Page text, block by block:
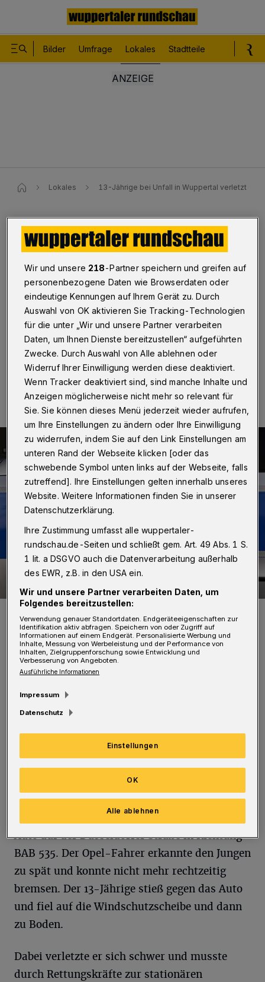
Bilder Umfrage Lokales Stadtteile
Lokales 13-Jährige bei Unfall in Wuppertal verletzt
Düsseldorfer Straße
13-Jährige bei Unfall verletzt
·
Auf der Düsseldorfer Straße kam es am
Mittwoch (20. April 2022) auf Höhe der Kreuzung
Pahlkestraße / Lüntenbecker Weg zu einem
Verkehrsunfall, bei dem ein 13-jähriges Kind schwer
verletzt wurde.
21.04.2022 , 14:31 Uhr Eine Minute Lesezeit
Symbolfoto.
Foto: Polizei / Jochen Tack
D er Junge überquerte gemeinsam mit
Freunden trotz Rotlicht der
Fußgängerampel die Düsseldorfer Straße, um
einen gegenüber ankommenden Linienbus
noch rechtzeitig zu erreichen.
Zeitgleich fuhr ein 36-Jähriger mit seinem
Auto auf der Düsseldorfer Straße in Richtung
BAB 535. Der Opel-Fahrer erkannte den Jungen
zu spät und konnte nicht mehr rechtzeitig
bremsen. Der 13-Jährige stieß gegen das Auto
und fiel auf die Windschutzscheibe und dann
zu Boden.
Dabei verletzte er sich schwer und musste
durch Rettungskräfte zur stationären
Wir und unsere 218-Partner speichern und greifen auf
personenbezogene Daten wie Browserdaten oder
eindeutige Kennungen auf Ihrem Gerät zu. Durch
Auswahl von OK aktivieren Sie Tracking-Technologien
für die unter „Wir und unsere Partner verarbeiten
Daten, um Ihnen Dienste bereitzustellen“ aufgeführten
Zwecke. Durch Auswahl von Alle ablehnen oder
Widerruf Ihrer Einwilligung werden diese deaktiviert.
Wenn Tracker deaktiviert sind, sind manche Inhalte und
Anzeigen möglicherweise nicht mehr so relevant für
Sie. Sie können dieses Menü jederzeit wieder aufrufen,
um Ihre Einstellungen zu ändern oder Ihre Einwilligung
zu widerrufen, indem Sie auf den Link Einstellungen am
unteren Rand der Webseite klicken [oder das
schwebende Symbol unten links auf der Webseite, falls
zutreffend]. Ihre Einstellungen gelten innerhalb unseres
Website. Weitere Informationen finden Sie in unserer
Datenschutzerklärung.
Ihre Zustimmung umfasst alle wuppertaler-
rundschau.de-Seiten und schließt gem. Art. 49 Abs. 1 S.
1 lit. a DSGVO auch die Datenverarbeitung außerhalb
des EWR, z.B. in den USA ein.
Wir und unsere Partner verarbeiten Daten, um
Folgendes bereitzustellen:
Verwendung genauer Standortdaten. Endgeräteeigenschaften zur
Identifikation aktiv abfragen. Speichern von oder Zugriff auf
Informationen auf einem Endgerät. Personalisierte Werbung und
Inhalte, Messung von Werbeleistung und der Performance von
Inhalten, Zielgruppenforschung sowie Entwicklung und
Verbesserung von Angeboten.
Ausführliche Informationen
Impressum
Datenschutz
Einstellungen
Alle ablehnen
OK